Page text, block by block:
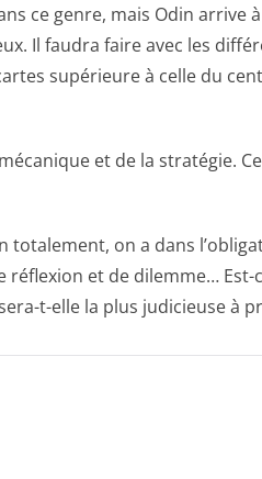
ce genre, mais Odin arrive
Il faudra faire avec les
supérieure à celle du
et de la stratégie.
totalement, on a dans
et de dilemme… Est-
t-elle la plus judicieuse à